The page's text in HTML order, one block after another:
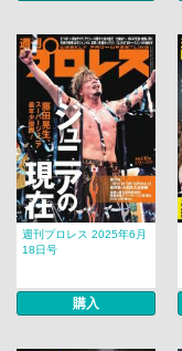
週刊プロレス 2025年6月
18日号
購入